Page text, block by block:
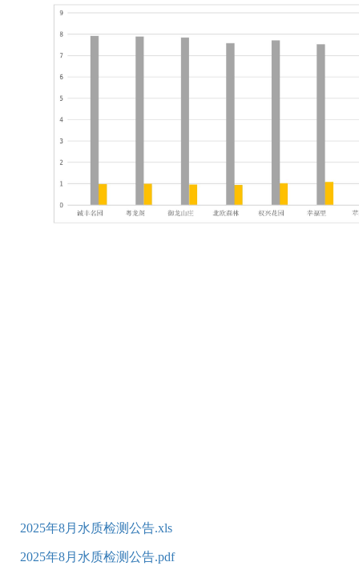
2025年8月水质检测公告.xls
2025年8月水质检测公告.pdf